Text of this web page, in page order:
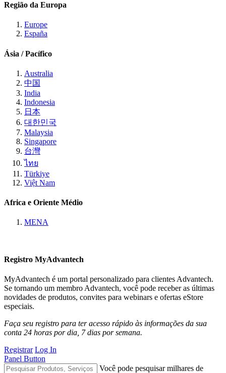
Região da Europa
Europe
España
Ásia / Pacífico
Australia
中国
India
Indonesia
日本
대한민국
Malaysia
Singapore
台灣
ไทย
Türkiye
Việt Nam
Africa e Oriente Médio
MENA
Registro MyAdvantech
MyAdvantech é um portal personalizado para clientes Advantech.
Se tornando um membro Advantech, você pode receber as últimas
novidades de produtos, convites para webinars e ofertas eStore
especiais.
Faça seu registro para ter acesso rápido às informações da sua
conta 24 horas por dia, 7 dias por semana.
Registrar Log In
Panel Button
Você pode pesquisar milhares de